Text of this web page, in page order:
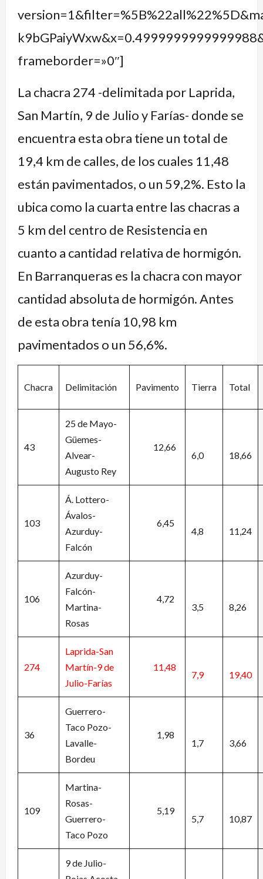
frameborder=»0″]
La chacra 274 -delimitada por Laprida,
San Martín, 9 de Julio y Farías- donde se
encuentra esta obra tiene un total de
19,4 km de calles, de los cuales 11,48
están pavimentados, o un 59,2%. Esto la
ubica como la cuarta entre las chacras a
5 km del centro de Resistencia en
cuanto a cantidad relativa de hormigón.
En Barranqueras es la chacra con mayor
cantidad absoluta de hormigón. Antes
de esta obra tenía 10,98 km
pavimentados o un 56,6%.
Chacra Delimitación Pavimento Tierra Total
43
25 de Mayo-
Güemes-
Alvear-
Augusto Rey
12,66
6,0 18,66
103
Á. Lottero-
Ávalos-
Azurduy-
Falcón
6,45
4,8 11,24
106
Azurduy-
Falcón-
Martina-
Rosas
4,72
3,5 8,26
274
Laprida-San
Martín-9 de
Julio-Farías
11,48
7,9 19,40
36
Guerrero-
Taco Pozo-
Lavalle-
Bordeu
1,98
1,7 3,66
109
Martina-
Rosas-
Guerrero-
Taco Pozo
5,19
5,7 10,87
9 de Julio-